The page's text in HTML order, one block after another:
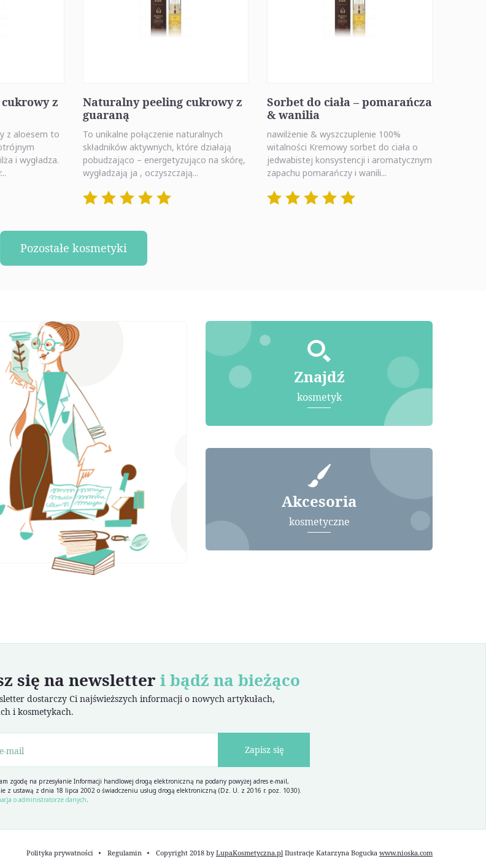
z
z aloesem to
i wygładza.
Naturalny peeling cukrowy z
guaraną
To unikalne połączenie naturalnych
składników aktywnych, które działają
pobudzająco – energetyzująco na skórę,
wygładzają ja , oczyszczają...
Sorbet do ciała – pomarańcza
& wanilia
nawilżenie & wyszczuplenie 100%
witalności Kremowy sorbet do ciała o
jedwabistej konsystencji i aromatycznym
zapachu pomarańczy i wanili...
Pozostałe kosmetyki
Znajdź
kosmetyk
Akcesoria
kosmetyczne
się na newsletter i bądź na bieżąco
dostarczy Ci najświeższych informacji o nowych artykułach,
i kosmetykach.
Zapisz się
zgodę na przesyłanie Informacji handlowej drogą elektroniczną na podany powyżej adres e-mail,
z ustawą z dnia 18 lipca 2002 o świadczeniu usług drogą elektroniczną (Dz. U. z 2016 r. poz. 1030).
o administratorze danych.
Polityka prywatności Regulamin Copyright 2018 by LupaKosmetyczna.pl Ilustracje Katarzyna Bogucka www.nioska.com